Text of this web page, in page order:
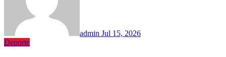
admin Jul 15, 2026
Deporte